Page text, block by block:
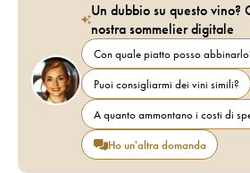
Un dubbio su questo
nostra sommelier digitale
Con quale piatto posso
Puoi consigliarmi dei vini simili?
A quanto ammontano i costi di
Ho un'altra domanda